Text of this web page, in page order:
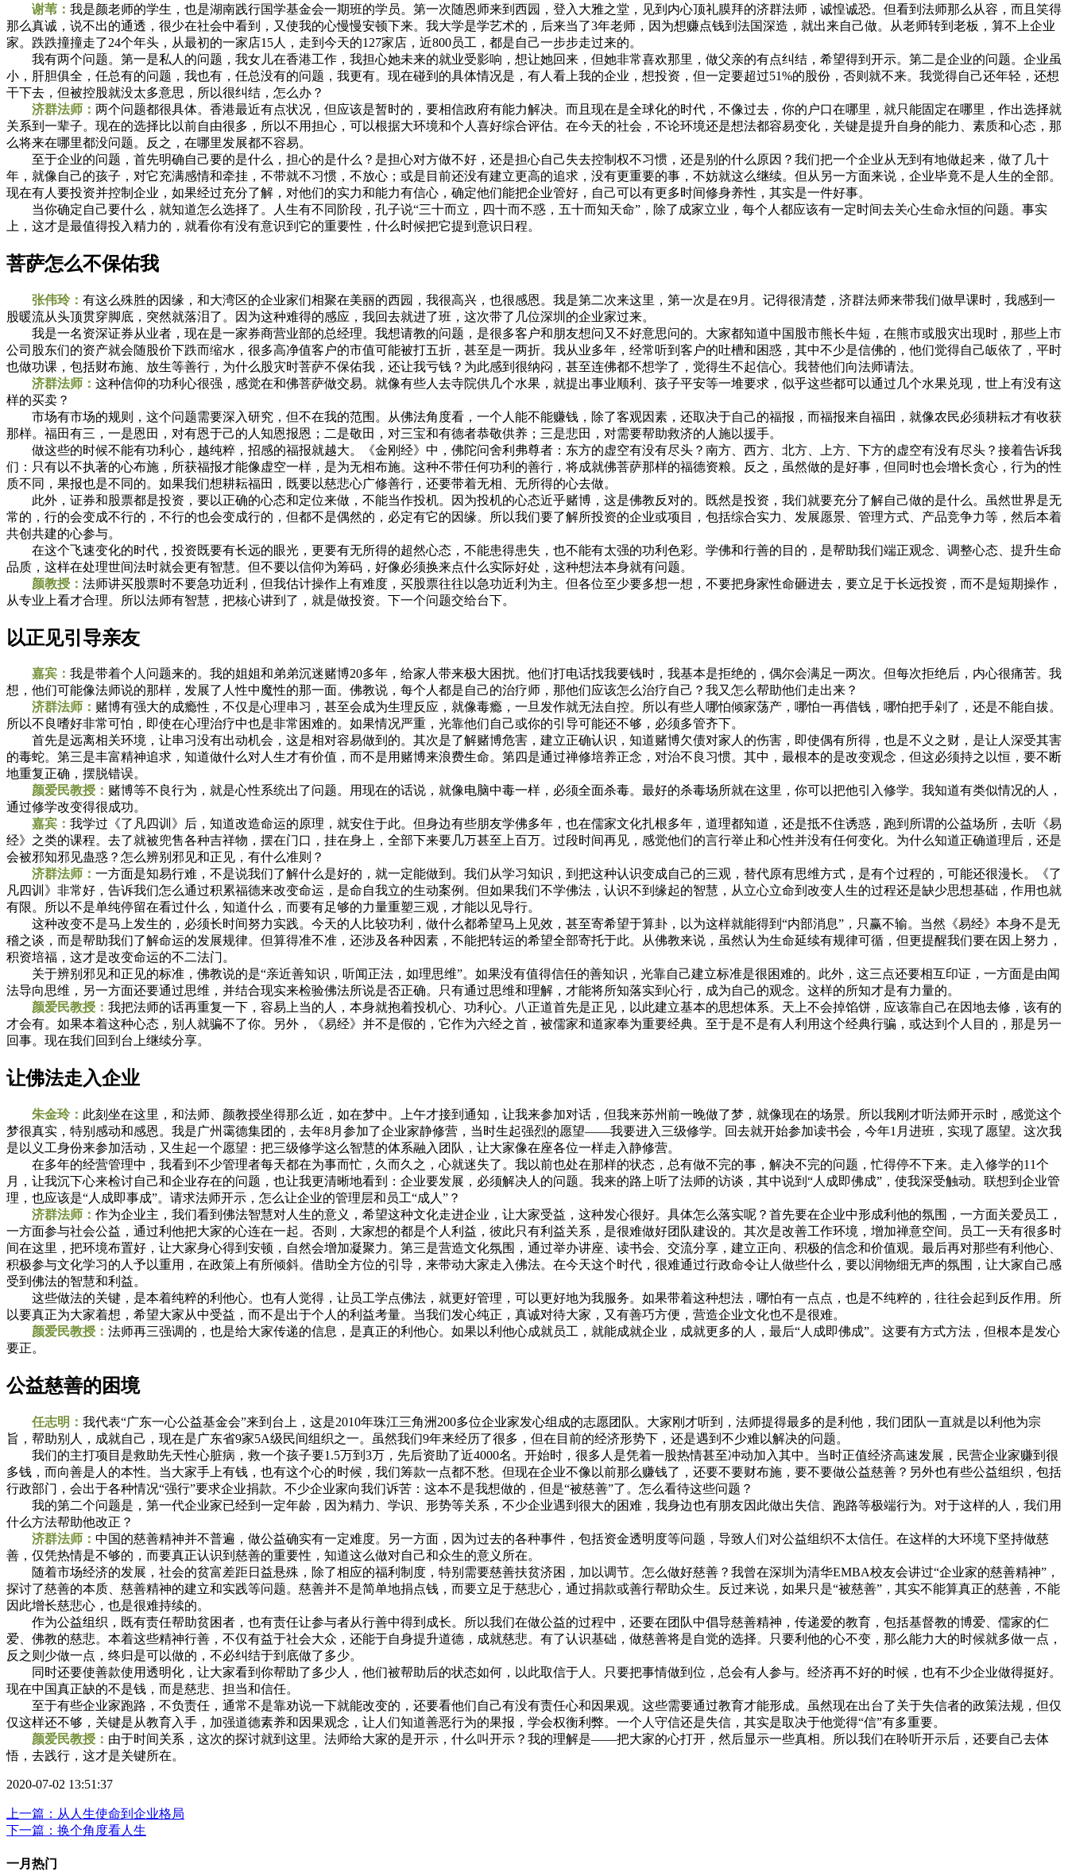
谢苇： 我是颜老师的学生，也是湖南践行国学基金会一期班的学员。第一次随恩师来到西园，登入大雅之堂，见到内心顶礼膜拜的济群法师，诚惶诚恐。但看到法师那么从容，而且笑得
那么真诚，说不出的通透，很少在社会中看到，又使我的心慢慢安顿下来。我大学是学艺术的，后来当了3年老师，因为想赚点钱到法国深造，就出来自己做。从老师转到老板，算不上企业
家。跌跌撞撞走了24个年头，从最初的一家店15人，走到今天的127家店，近800员工，都是自己一步步走过来的。
我有两个问题。第一是私人的问题，我女儿在香港工作，我担心她未来的就业受影响，想让她回来，但她非常喜欢那里，做父亲的有点纠结，希望得到开示。第二是企业的问题。企业虽
小，肝胆俱全，任总有的问题，我也有，任总没有的问题，我更有。现在碰到的具体情况是，有人看上我的企业，想投资，但一定要超过51%的股份，否则就不来。我觉得自己还年轻，还想
干下去，但被控股就没太多意思，所以很纠结，怎么办？
济群法师： 两个问题都很具体。香港最近有点状况，但应该是暂时的，要相信政府有能力解决。而且现在是全球化的时代，不像过去，你的户口在哪里，就只能固定在哪里，作出选择就
关系到一辈子。现在的选择比以前自由很多，所以不用担心，可以根据大环境和个人喜好综合评估。在今天的社会，不论环境还是想法都容易变化，关键是提升自身的能力、素质和心态，那
么将来在哪里都没问题。反之，在哪里发展都不容易。
至于企业的问题，首先明确自己要的是什么，担心的是什么？是担心对方做不好，还是担心自己失去控制权不习惯，还是别的什么原因？我们把一个企业从无到有地做起来，做了几十
年，就像自己的孩子，对它充满感情和牵挂，不带就不习惯，不放心；或是目前还没有建立更高的追求，没有更重要的事，不妨就这么继续。但从另一方面来说，企业毕竟不是人生的全部。
现在有人要投资并控制企业，如果经过充分了解，对他们的实力和能力有信心，确定他们能把企业管好，自己可以有更多时间修身养性，其实是一件好事。
当你确定自己要什么，就知道怎么选择了。人生有不同阶段，孔子说“三十而立，四十而不惑，五十而知天命”，除了成家立业，每个人都应该有一定时间去关心生命永恒的问题。事实
上，这才是最值得投入精力的，就看你有没有意识到它的重要性，什么时候把它提到意识日程。
菩萨怎么不保佑我
张伟玲： 有这么殊胜的因缘，和大湾区的企业家们相聚在美丽的西园，我很高兴，也很感恩。我是第二次来这里，第一次是在9月。记得很清楚，济群法师来带我们做早课时，我感到一
股暖流从头顶贯穿脚底，突然就落泪了。因为这种难得的感应，我回去就进了班，这次带了几位深圳的企业家过来。
我是一名资深证券从业者，现在是一家券商营业部的总经理。我想请教的问题，是很多客户和朋友想问又不好意思问的。大家都知道中国股市熊长牛短，在熊市或股灾出现时，那些上市
公司股东们的资产就会随股价下跌而缩水，很多高净值客户的市值可能被打五折，甚至是一两折。我从业多年，经常听到客户的吐槽和困惑，其中不少是信佛的，他们觉得自己皈依了，平时
也做功课，包括财布施、放生等善行，为什么股灾时菩萨不保佑我，还让我亏钱？为此感到很纳闷，甚至连佛都不想学了，觉得生不起信心。我替他们向法师请法。
济群法师： 这种信仰的功利心很强，感觉在和佛菩萨做交易。就像有些人去寺院供几个水果，就提出事业顺利、孩子平安等一堆要求，似乎这些都可以通过几个水果兑现，世上有没有这
样的买卖？
市场有市场的规则，这个问题需要深入研究，但不在我的范围。从佛法角度看，一个人能不能赚钱，除了客观因素，还取决于自己的福报，而福报来自福田，就像农民必须耕耘才有收获
那样。福田有三，一是恩田，对有恩于己的人知恩报恩；二是敬田，对三宝和有德者恭敬供养；三是悲田，对需要帮助救济的人施以援手。
做这些的时候不能有功利心，越纯粹，招感的福报就越大。《金刚经》中，佛陀问舍利弗尊者：东方的虚空有没有尽头？南方、西方、北方、上方、下方的虚空有没有尽头？接着告诉我
们：只有以不执著的心布施，所获福报才能像虚空一样，是为无相布施。这种不带任何功利的善行，将成就佛菩萨那样的福德资粮。反之，虽然做的是好事，但同时也会增长贪心，行为的性
质不同，果报也是不同的。如果我们想耕耘福田，既要以慈悲心广修善行，还要带着无相、无所得的心去做。
此外，证券和股票都是投资，要以正确的心态和定位来做，不能当作投机。因为投机的心态近乎赌博，这是佛教反对的。既然是投资，我们就要充分了解自己做的是什么。虽然世界是无
常的，行的会变成不行的，不行的也会变成行的，但都不是偶然的，必定有它的因缘。所以我们要了解所投资的企业或项目，包括综合实力、发展愿景、管理方式、产品竞争力等，然后本着
共创共建的心参与。
在这个飞速变化的时代，投资既要有长远的眼光，更要有无所得的超然心态，不能患得患失，也不能有太强的功利色彩。学佛和行善的目的，是帮助我们端正观念、调整心态、提升生命
品质，这样在处理世间法时就会更有智慧。但不要以信仰为筹码，好像必须换来点什么实际好处，这种想法本身就有问题。
颜教授： 法师讲买股票时不要急功近利，但我估计操作上有难度，买股票往往以急功近利为主。但各位至少要多想一想，不要把身家性命砸进去，要立足于长远投资，而不是短期操作，
从专业上看才合理。所以法师有智慧，把核心讲到了，就是做投资。下一个问题交给台下。
以正见引导亲友
嘉宾： 我是带着个人问题来的。我的姐姐和弟弟沉迷赌博20多年，给家人带来极大困扰。他们打电话找我要钱时，我基本是拒绝的，偶尔会满足一两次。但每次拒绝后，内心很痛苦。我
想，他们可能像法师说的那样，发展了人性中魔性的那一面。佛教说，每个人都是自己的治疗师，那他们应该怎么治疗自己？我又怎么帮助他们走出来？
济群法师： 赌博有强大的成瘾性，不仅是心理串习，甚至会成为生理反应，就像毒瘾，一旦发作就无法自控。所以有些人哪怕倾家荡产，哪怕一再借钱，哪怕把手剁了，还是不能自拔。
所以不良嗜好非常可怕，即使在心理治疗中也是非常困难的。如果情况严重，光靠他们自己或你的引导可能还不够，必须多管齐下。
首先是远离相关环境，让串习没有出动机会，这是相对容易做到的。其次是了解赌博危害，建立正确认识，知道赌博欠债对家人的伤害，即使偶有所得，也是不义之财，是让人深受其害
的毒蛇。第三是丰富精神追求，知道做什么对人生才有价值，而不是用赌博来浪费生命。第四是通过禅修培养正念，对治不良习惯。其中，最根本的是改变观念，但这必须持之以恒，要不断
地重复正确，摆脱错误。
颜爱民教授： 赌博等不良行为，就是心性系统出了问题。用现在的话说，就像电脑中毒一样，必须全面杀毒。最好的杀毒场所就在这里，你可以把他引入修学。我知道有类似情况的人，
通过修学改变得很成功。
嘉宾 ： 我学过《了凡四训》后，知道改造命运的原理，就安住于此。但身边有些朋友学佛多年，也在儒家文化扎根多年，道理都知道，还是抵不住诱惑，跑到所谓的公益场所，去听《易
经》之类的课程。去了就被兜售各种吉祥物，摆在门口，挂在身上，全部下来要几万甚至上百万。过段时间再见，感觉他们的言行举止和心性并没有任何变化。为什么知道正确道理后，还是
会被邪知邪见蛊惑？怎么辨别邪见和正见，有什么准则？
济群法师： 一方面是知易行难，不是说我们了解什么是好的，就一定能做到。我们从学习知识，到把这种认识变成自己的三观，替代原有思维方式，是有个过程的，可能还很漫长。《了
凡四训》非常好，告诉我们怎么通过积累福德来改变命运，是命自我立的生动案例。但如果我们不学佛法，认识不到缘起的智慧，从立心立命到改变人生的过程还是缺少思想基础，作用也就
有限。所以不是单纯停留在看过什么，知道什么，而要有足够的力量重塑三观，才能以见导行。
这种改变不是马上发生的，必须长时间努力实践。今天的人比较功利，做什么都希望马上见效，甚至寄希望于算卦，以为这样就能得到“内部消息”，只赢不输。当然《易经》本身不是无
稽之谈，而是帮助我们了解命运的发展规律。但算得准不准，还涉及各种因素，不能把转运的希望全部寄托于此。从佛教来说，虽然认为生命延续有规律可循，但更提醒我们要在因上努力，
积资培福，这才是改变命运的不二法门。
关于辨别邪见和正见的标准，佛教说的是“亲近善知识，听闻正法，如理思维”。如果没有值得信任的善知识，光靠自己建立标准是很困难的。此外，这三点还要相互印证，一方面是由闻
法导向思维，另一方面还要通过思维，并结合现实来检验佛法所说是否正确。只有通过思维和理解，才能将所知落实到心行，成为自己的观念。这样的所知才是有力量的。
颜爱民教授： 我把法师的话再重复一下，容易上当的人，本身就抱着投机心、功利心。八正道首先是正见，以此建立基本的思想体系。天上不会掉馅饼，应该靠自己在因地去修，该有的
才会有。如果本着这种心态，别人就骗不了你。另外，《易经》并不是假的，它作为六经之首，被儒家和道家奉为重要经典。至于是不是有人利用这个经典行骗，或达到个人目的，那是另一
回事。现在我们回到台上继续分享。
让佛法走入企业
朱金玲： 此刻坐在这里，和法师、颜教授坐得那么近，如在梦中。上午才接到通知，让我来参加对话，但我来苏州前一晚做了梦，就像现在的场景。所以我刚才听法师开示时，感觉这个
梦很真实，特别感动和感恩。我是广州霭德集团的，去年8月参加了企业家静修营，当时生起强烈的愿望——我要进入三级修学。回去就开始参加读书会，今年1月进班，实现了愿望。这次我
是以义工身份来参加活动，又生起一个愿望：把三级修学这么智慧的体系融入团队，让大家像在座各位一样走入静修营。
在多年的经营管理中，我看到不少管理者每天都在为事而忙，久而久之，心就迷失了。我以前也处在那样的状态，总有做不完的事，解决不完的问题，忙得停不下来。走入修学的11个
月，让我沉下心来检讨自己和企业存在的问题，也让我更清晰地看到：企业要发展，必须解决人的问题。我来的路上听了法师的访谈，其中说到“人成即佛成”，使我深受触动。联想到企业管
理，也应该是“人成即事成”。请求法师开示，怎么让企业的管理层和员工“成人”？
济群法师： 作为企业主，我们看到佛法智慧对人生的意义，希望这种文化走进企业，让大家受益，这种发心很好。具体怎么落实呢？首先要在企业中形成利他的氛围，一方面关爱员工，
一方面参与社会公益，通过利他把大家的心连在一起。否则，大家想的都是个人利益，彼此只有利益关系，是很难做好团队建设的。其次是改善工作环境，增加禅意空间。员工一天有很多时
间在这里，把环境布置好，让大家身心得到安顿，自然会增加凝聚力。第三是营造文化氛围，通过举办讲座、读书会、交流分享，建立正向、积极的信念和价值观。最后再对那些有利他心、
积极参与文化学习的人予以重用，在政策上有所倾斜。借助全方位的引导，来带动大家走入佛法。在今天这个时代，很难通过行政命令让人做些什么，要以润物细无声的氛围，让大家自己感
受到佛法的智慧和利益。
这些做法的关键，是本着纯粹的利他心。也有人觉得，让员工学点佛法，就更好管理，可以更好地为我服务。如果带着这种想法，哪怕有一点点，也是不纯粹的，往往会起到反作用。所
以要真正为大家着想，希望大家从中受益，而不是出于个人的利益考量。当我们发心纯正，真诚对待大家，又有善巧方便，营造企业文化也不是很难。
颜爱民教授： 法师再三强调的，也是给大家传递的信息，是真正的利他心。如果以利他心成就员工，就能成就企业，成就更多的人，最后“人成即佛成”。这要有方式方法，但根本是发心
要正。
公益慈善的困境
任志明： 我代表“广东一心公益基金会”来到台上，这是2010年珠江三角洲200多位企业家发心组成的志愿团队。大家刚才听到，法师提得最多的是利他，我们团队一直就是以利他为宗
旨，帮助别人，成就自己，现在是广东省9家5A级民间组织之一。虽然我们9年来经历了很多，但在目前的经济形势下，还是遇到不少难以解决的问题。
我们的主打项目是救助先天性心脏病，救一个孩子要1.5万到3万，先后资助了近4000名。开始时，很多人是凭着一股热情甚至冲动加入其中。当时正值经济高速发展，民营企业家赚到很
多钱，而向善是人的本性。当大家手上有钱，也有这个心的时候，我们筹款一点都不愁。但现在企业不像以前那么赚钱了，还要不要财布施，要不要做公益慈善？另外也有些公益组织，包括
行政部门，会出于各种情况“强行”要求企业捐款。不少企业家向我们诉苦：这本不是我想做的，但是“被慈善”了。怎么看待这些问题？
我的第二个问题是，第一代企业家已经到一定年龄，因为精力、学识、形势等关系，不少企业遇到很大的困难，我身边也有朋友因此做出失信、跑路等极端行为。对于这样的人，我们用
什么方法帮助他改正？
济群法师： 中国的慈善精神并不普遍，做公益确实有一定难度。另一方面，因为过去的各种事件，包括资金透明度等问题，导致人们对公益组织不太信任。在这样的大环境下坚持做慈
善，仅凭热情是不够的，而要真正认识到慈善的重要性，知道这么做对自己和众生的意义所在。
随着市场经济的发展，社会的贫富差距日益悬殊，除了相应的福利制度，特别需要慈善扶贫济困，加以调节。怎么做好慈善？我曾在深圳为清华EMBA校友会讲过“企业家的慈善精神”，
探讨了慈善的本质、慈善精神的建立和实践等问题。慈善并不是简单地捐点钱，而要立足于慈悲心，通过捐款或善行帮助众生。反过来说，如果只是“被慈善”，其实不能算真正的慈善，不能
因此增长慈悲心，也是很难持续的。
作为公益组织，既有责任帮助贫困者，也有责任让参与者从行善中得到成长。所以我们在做公益的过程中，还要在团队中倡导慈善精神，传递爱的教育，包括基督教的博爱、儒家的仁
爱、佛教的慈悲。本着这些精神行善，不仅有益于社会大众，还能于自身提升道德，成就慈悲。有了认识基础，做慈善将是自觉的选择。只要利他的心不变，那么能力大的时候就多做一点，
反之则少做一点，终归是可以做的，不必纠结于到底做了多少。
同时还要使善款使用透明化，让大家看到你帮助了多少人，他们被帮助后的状态如何，以此取信于人。只要把事情做到位，总会有人参与。经济再不好的时候，也有不少企业做得挺好。
现在中国真正缺的不是钱，而是慈悲、担当和信任。
至于有些企业家跑路，不负责任，通常不是靠劝说一下就能改变的，还要看他们自己有没有责任心和因果观。这些需要通过教育才能形成。虽然现在出台了关于失信者的政策法规，但仅
仅这样还不够，关键是从教育入手，加强道德素养和因果观念，让人们知道善恶行为的果报，学会权衡利弊。一个人守信还是失信，其实是取决于他觉得“信”有多重要。
颜爱民教授： 由于时间关系，这次的探讨就到这里。法师给大家的是开示，什么叫开示？我的理解是——把大家的心打开，然后显示一些真相。所以我们在聆听开示后，还要自己去体
悟，去践行，这才是关键所在。
2020-07-02 13:51:37
上一篇：从人生使命到企业格局
下一篇：换个角度看人生
一月热门